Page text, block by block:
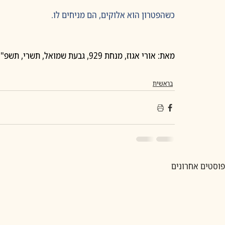
כשהפטרון הוא אלוקים, הם מניחים לו.
מאת: אורי אגוז, מנחת 929, גבעת שמואל, תשרי, תשפ"ו
בראשית
פוסטים אחרונים